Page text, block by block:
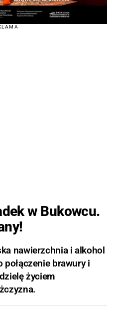
w Bukowcu.
nawierzchnia i alkohol
połączenie brawury i
życiem